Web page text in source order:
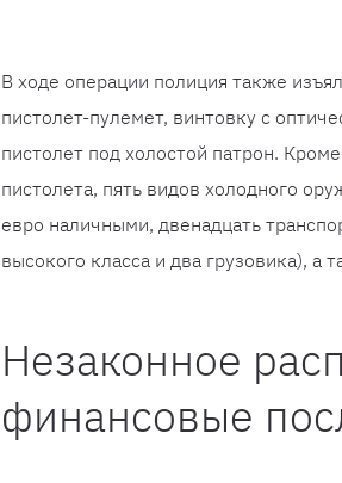
В ходе операции полиция также
пистолет-пулемет, винтовку с
пистолет под холостой патрон.
пистолета, пять видов холодного
евро наличными, двенадцать
высокого класса и два грузовика), а
Незаконное
финансовые